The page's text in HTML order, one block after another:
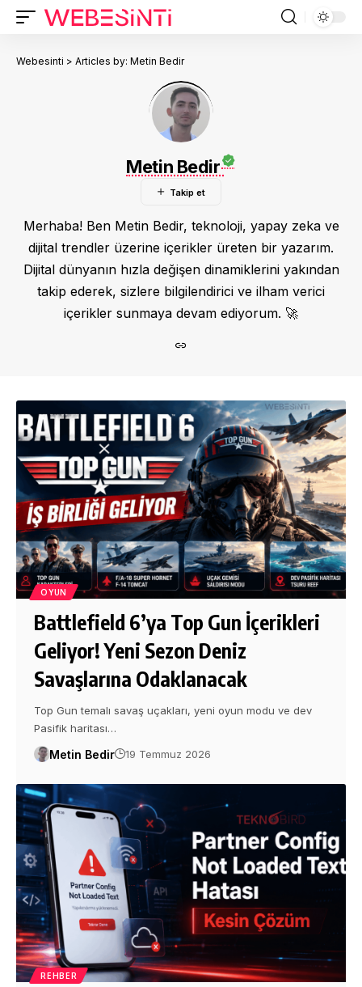
Webesinti > Articles by: Metin Bedir
Metin Bedir
Merhaba! Ben Metin Bedir, teknoloji, yapay zeka ve
dijital trendler üzerine içerikler üreten bir yazarım.
Dijital dünyanın hızla değişen dinamiklerini yakından
takip ederek, sizlere bilgilendirici ve ilham verici
içerikler sunmaya devam ediyorum. 🚀
OYUN
Battlefield 6’ya Top Gun İçerikleri
Geliyor! Yeni Sezon Deniz
Savaşlarına Odaklanacak
Top Gun temalı savaş uçakları, yeni oyun modu ve dev
Pasifik haritası…
Metin Bedir 19 Temmuz 2026
REHBER